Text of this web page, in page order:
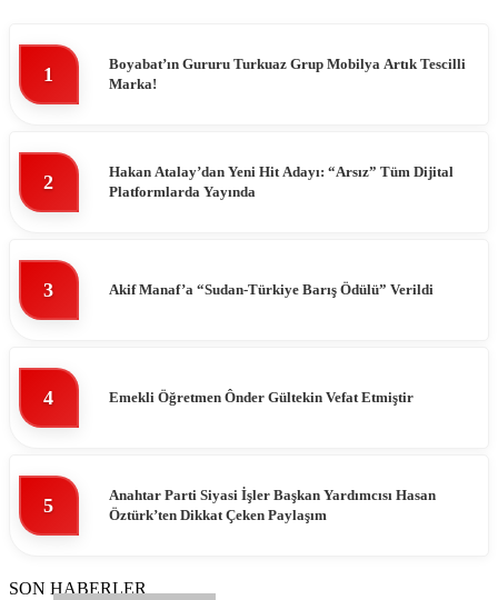
1
Boyabat’ın Gururu Turkuaz Grup Mobilya Artık Tescilli
Marka!
2
Hakan Atalay’dan Yeni Hit Adayı: “Arsız” Tüm Dijital
Platformlarda Yayında
3 Akif Manaf’a “Sudan-Türkiye Barış Ödülü” Verildi
4 Emekli Öğretmen Ônder Gültekin Vefat Etmiştir
5
Anahtar Parti Siyasi İşler Başkan Yardımcısı Hasan
Öztürk’ten Dikkat Çeken Paylaşım
SON HABERLER